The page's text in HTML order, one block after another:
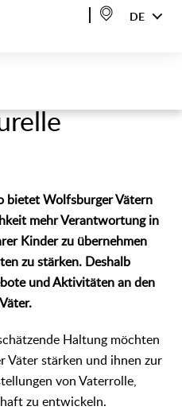
DE
bietet Wolfsburger Vätern
mehr Verantwortung in
Kinder zu übernehmen
zu stärken. Deshalb
und Aktivitäten an den
Haltung möchten
Väter stärken und ihnen zur
von Vaterrolle,
zu entwickeln.